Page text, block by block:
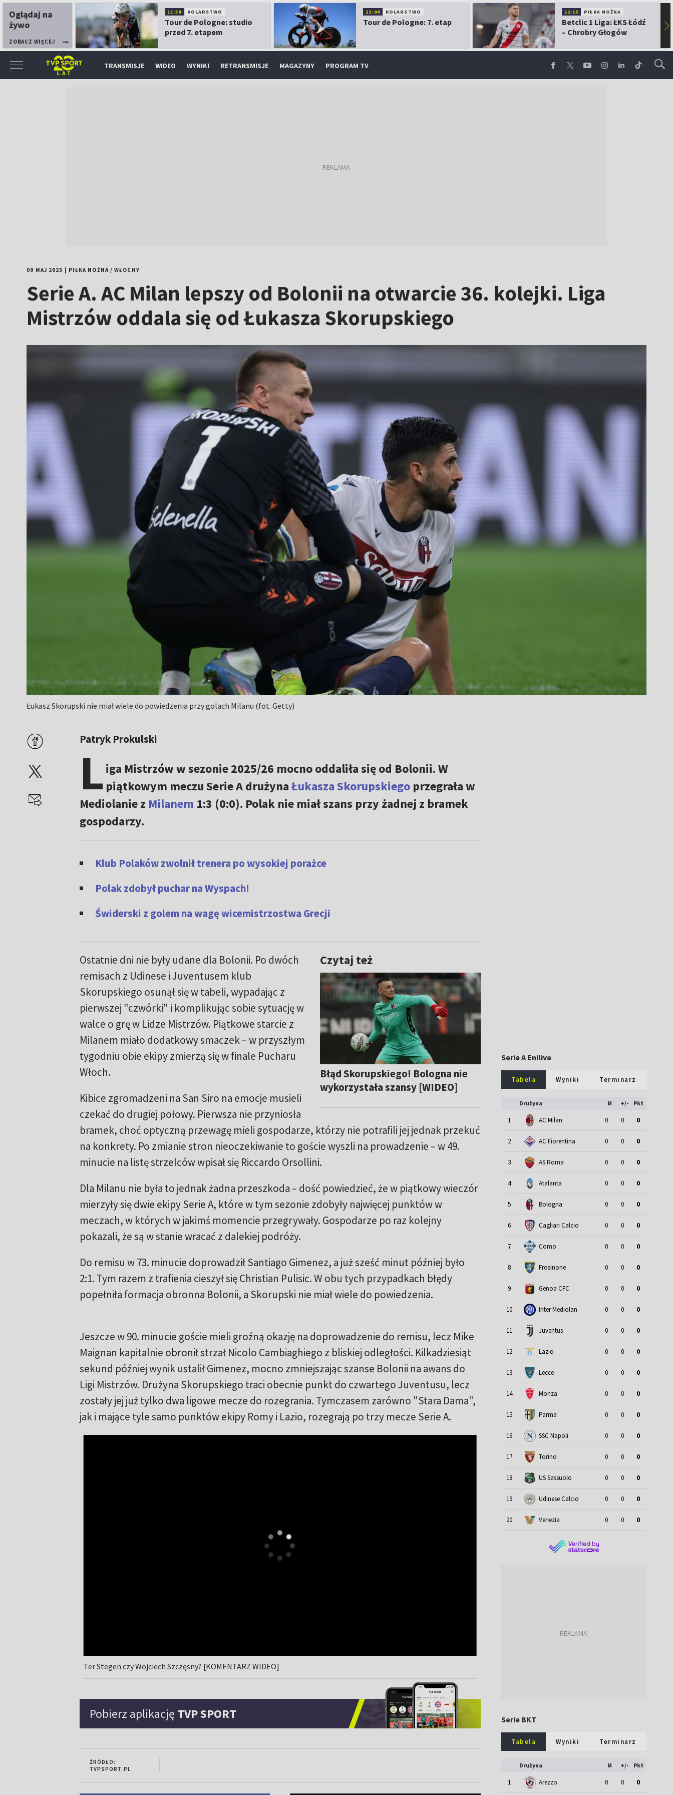
Oglądaj na
żywo
ZOBACZ WIĘCEJ
11:30 KOLARSTWO
Tour de Pologne: studio
przed 7. etapem
12:00 KOLARSTWO
Tour de Pologne: 7. etap
12:15 PIŁKA NOŻNA
Betclic 1 Liga: ŁKS Łódź
– Chrobry Głogów
▶
TRANSMISJE WIDEO WYNIKI RETRANSMISJE MAGAZYNY PROGRAM TV
09 MAJ 2025 PIŁKA NOŻNA/WŁOCHY
Serie A. AC Milan lepszy od Bolonii na otwarcie 36. kolejki. Liga
Mistrzów oddala się od Łukasza Skorupskiego
Łukasz Skorupski nie miał wiele do powiedzenia przy golach Milanu (fot. Getty)
Patryk Prokulski
L iga Mistrzów w sezonie 2025/26 mocno oddaliła się od Bolonii. W
piątkowym meczu Serie A drużynaŁukasza Skorupskiegoprzegrała w
Mediolanie z Milanem 1:3 (0:0). Polak nie miał szans przy żadnej z bramek
gospodarzy.
Klub Polaków zwolnił trenera po wysokiej porażce
Polak zdobył puchar na Wyspach!
Świderski z golem na wagę wicemistrzostwa Grecji
Czytaj też
Błąd Skorupskiego! Bologna nie
wykorzystała szansy [WIDEO]
Ostatnie dni nie były udane dla Bolonii. Po dwóch
remisach z Udinese i Juventusem klub
Skorupskiego osunął się w tabeli, wypadając z
pierwszej "czwórki" i komplikując sobie sytuację w
walce o grę w Lidze Mistrzów. Piątkowe starcie z
Milanem miało dodatkowy smaczek – w przyszłym
tygodniu obie ekipy zmierzą się w finale Pucharu
Włoch.
Kibice zgromadzeni na San Siro na emocje musieli
czekać do drugiej połowy. Pierwsza nie przyniosła
bramek, choć optyczną przewagę mieli gospodarze, którzy nie potrafili jej jednak przekuć
na konkrety. Po zmianie stron nieoczekiwanie to goście wyszli na prowadzenie – w 49.
minucie na listę strzelców wpisał się Riccardo Orsollini.
Dla Milanu nie była to jednak żadna przeszkoda – dość powiedzieć, że w piątkowy wieczór
mierzyły się dwie ekipy Serie A, które w tym sezonie zdobyły najwięcej punktów w
meczach, w których w jakimś momencie przegrywały. Gospodarze po raz kolejny
pokazali, że są w stanie wracać z dalekiej podróży.
Do remisu w 73. minucie doprowadził Santiago Gimenez, a już sześć minut później było
2:1. Tym razem z trafienia cieszył się Christian Pulisic. W obu tych przypadkach błędy
popełniła formacja obronna Bolonii, a Skorupski nie miał wiele do powiedzenia.
Jeszcze w 90. minucie goście mieli groźną okazję na doprowadzenie do remisu, lecz Mike
Maignan kapitalnie obronił strzał Nicolo Cambiaghiego z bliskiej odległości. Kilkadziesiąt
sekund później wynik ustalił Gimenez, mocno zmniejszając szanse Bolonii na awans do
Ligi Mistrzów. Drużyna Skorupskiego traci obecnie punkt do czwartego Juventusu, lecz
zostały jej już tylko dwa ligowe mecze do rozegrania. Tymczasem zarówno "Stara Dama",
jak i mające tyle samo punktów ekipy Romy i Lazio, rozegrają po trzy mecze Serie A.
Ter Stegen czy Wojciech Szczęsny? [KOMENTARZ WIDEO]
Pobierz aplikację TVP SPORT
ŹRÓDŁO:
TVPSPORT.PL
Serie A Enilive
Tabela Wyniki Terminarz
Drużyna M +/- Pkt
1 AC Milan 0 0 0
2 AC Fiorentina 0 0 0
3 AS Roma 0 0 0
4 Atalanta 0 0 0
5 Bologna 0 0 0
6 Cagliari Calcio 0 0 0
7 Como 0 0 0
8 Frosinone 0 0 0
9 Genoa CFC 0 0 0
10 Inter Mediolan 0 0 0
11 Juventus 0 0 0
12 Lazio 0 0 0
13 Lecce 0 0 0
14 Monza 0 0 0
15 Parma 0 0 0
16 SSC Napoli 0 0 0
17 Torino 0 0 0
18 US Sassuolo 0 0 0
19 Udinese Calcio 0 0 0
20 Venezia 0 0 0
Serie BKT
Tabela Wyniki Terminarz
Drużyna M +/- Pkt
1 Arezzo 0 0 0